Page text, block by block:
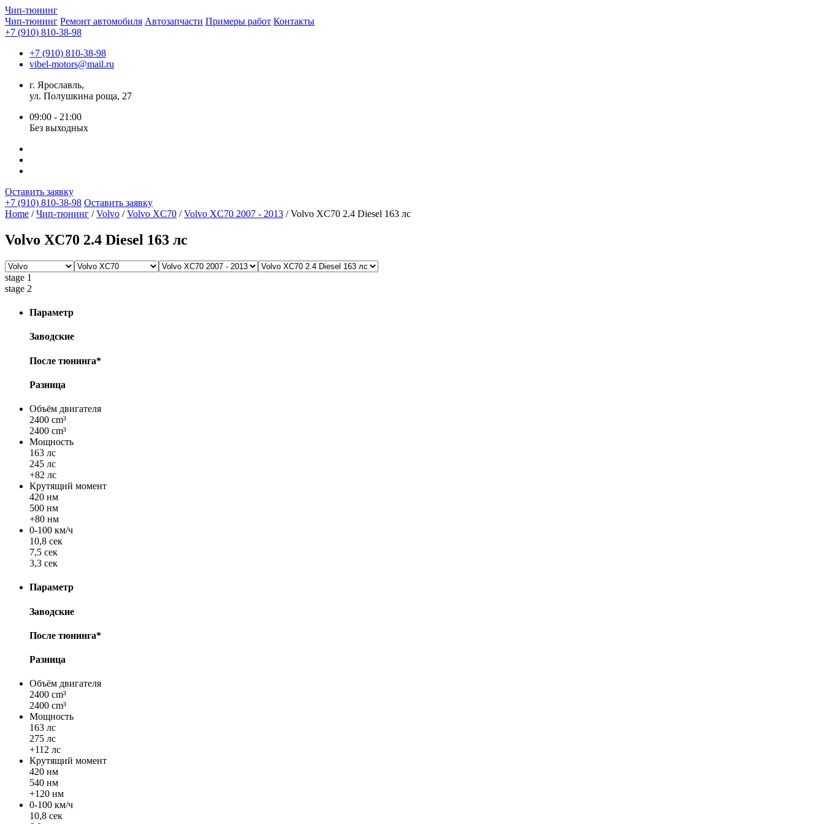
Чип-тюнинг
Чип-тюнинг Ремонт автомобиля Автозапчасти Примеры работ Контакты
+7 (910) 810-38-98
+7 (910) 810-38-98
vibel-motors@mail.ru
г. Ярославль,
ул. Полушкина роща, 27
09:00 - 21:00
Без выходных
Оставить заявку
+7 (910) 810-38-98 Оставить заявку
Home /Чип-тюнинг /Volvo /Volvo XC70 /Volvo XC70 2007 - 2013 / Volvo XC70 2.4 Diesel 163 лс
Volvo XC70 2.4 Diesel 163 лс
stage 1
stage 2
Параметр
Заводские
После тюнинга*
Разница
Объём двигателя
2400 cm³
2400 cm³
Мощность
163 лс
245 лс
+82 лс
Крутящий момент
420 нм
500 нм
+80 нм
0-100 км/ч
10,8 сек
7,5 сек
3,3 сек
Параметр
Заводские
После тюнинга*
Разница
Объём двигателя
2400 cm³
2400 cm³
Мощность
163 лс
275 лс
+112 лс
Крутящий момент
420 нм
540 нм
+120 нм
0-100 км/ч
10,8 сек